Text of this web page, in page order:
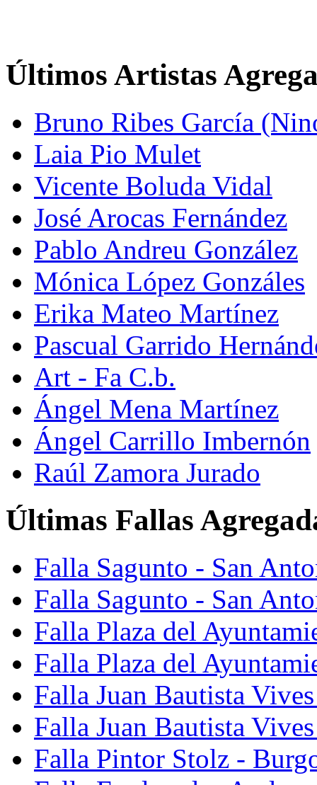
Últimos Artistas
Bruno Ribes García
Laia Pio Mulet
Vicente Boluda Vidal
José Arocas Fernández
Pablo Andreu González
Mónica López Gonzáles
Erika Mateo Martínez
Pascual Garrido
Art - Fa C.b.
Ángel Mena Martínez
Ángel Carrillo Imbernón
Raúl Zamora Jurado
Últimas Fallas
Falla Sagunto - San
Falla Sagunto - San
Falla Plaza del
Falla Plaza del
Falla Juan Bautista
Falla Juan Bautista
Falla Pintor Stolz -